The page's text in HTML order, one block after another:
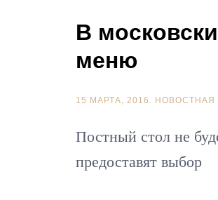
В
меню
15 МАРТА, 2016. НОВОСТНАЯ
Постный стол не
предоставят выбор